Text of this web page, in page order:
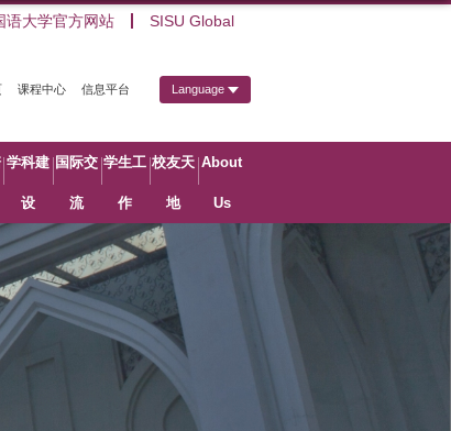
语大学官方网站 SISU Global
课程中心 信息平台 Language
学科建
设
国际交
流
学生工
作
校友天
地
About
Us